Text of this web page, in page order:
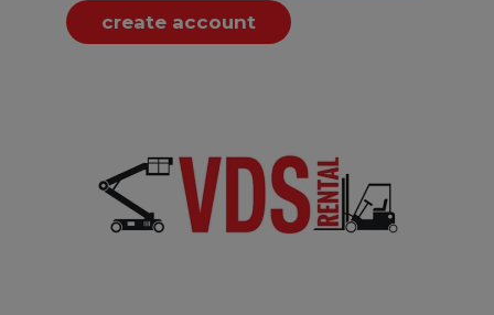
create account